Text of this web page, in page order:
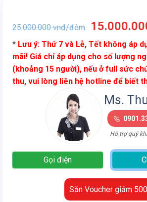
25.000.000vnđ/đêm
Giá
gốc
là:
vnđ/
đêm.
* Lưu ý: Thứ 7 và Lễ, Tết không áp
mãi! Giá chỉ áp dụng cho số lượng
(khoảng 15 người), nếu ở full sức
thu, vui lòng liên hệ hotline để biết
Ms.
Hỗ trợ quý
Gọi điện
Săn Voucher giảm